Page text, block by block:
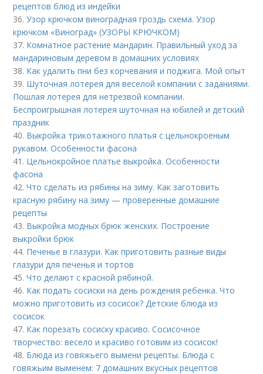
рецептов блюд из индейки
36.Узор крючком виноградная гроздь схема. Узор
крючком «Виноград» (УЗОРЫ КРЮЧКОМ)
37. Комнатное растение мандарин. Правильный уход за
мандариновым деревом в домашних условиях
38. Как удалить пни без корчевания и поджига. Мой опыт
39. Шуточная лотерея для веселой компании с заданиями.
Пошлая лотерея для нетрезвой компании.
Беспроигрышная лотерея шуточная на юбилей и детский
праздник
40. Выкройка трикотажного платья с цельнокроеным
рукавом. Особенности фасона
41. Цельнокройное платье выкройка. Особенности
фасона
42.Что сделать из рябины на зиму. Как заготовить
красную рябину на зиму — проверенные домашние
рецепты
43. Выкройка модных брюк женских. Построение
выкройки брюк
44. Печенье в глазури. Как приготовить разные виды
глазури для печенья и тортов
45.Что делают с красной рябиной.
46. Как подать сосиски на день рождения ребенка. Что
можно приготовить из сосисок? Детские блюда из
сосисок
47. Как порезать сосиску красиво. Сосисочное
творчество: весело и красиво готовим из сосисок!
48. Блюда из говяжьего вымени рецепты. Блюда с
говяжьим выменем: 7 домашних вкусных рецептов